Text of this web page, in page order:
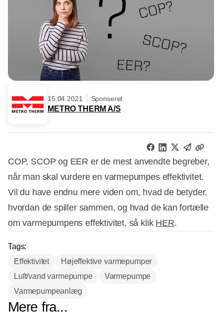
15.04.2021 Sponseret
METRO THERM A/S
COP, SCOP og EER er de mest anvendte begreber,
når man skal vurdere en varmepumpes effektivitet.
Vil du have endnu mere viden om, hvad de betyder,
hvordan de spiller sammen, og hvad de kan fortælle
om varmepumpens effektivitet, så klik HER.
Tags:
Effektivitet
Højeffektive varmepumper
Luft/vand varmepumpe
Varmepumpe
Varmepumpeanlæg
Mere fra...